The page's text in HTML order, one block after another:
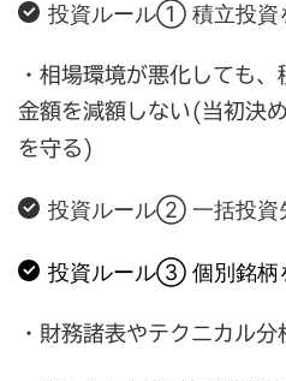
投資ルール① 積立投資
・相場環境が悪化しても、
金額を減額しない(当初決
を守る)
投資ルール② 一括投資
投資ルール③ 個別銘柄
・財務諸表やテクニカル